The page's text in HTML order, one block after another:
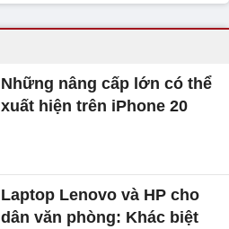
Những nâng cấp lớn có thể
xuất hiện trên iPhone 20
Laptop Lenovo và HP cho
dân văn phòng: Khác biệt